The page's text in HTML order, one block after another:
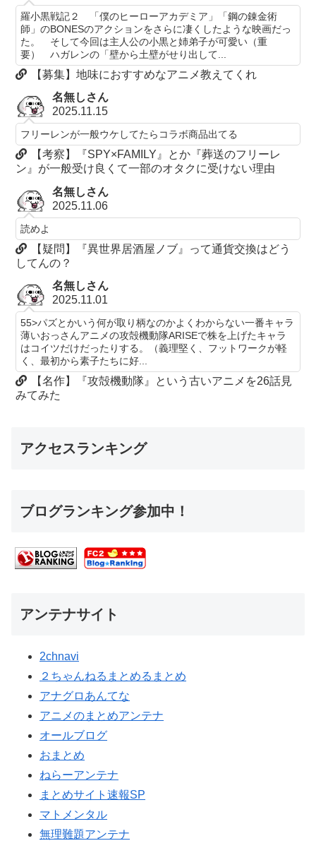
羅小黒戦記２ 「僕のヒーローアカデミア」「鋼の錬金術
師」のBONESのアクションをさらに凄くしたような映画だっ
た。 そして今回は主人公の小黒と姉弟子が可愛い（重
要） ハガレンの「壁から土壁がせり出して...
【募集】地味におすすめなアニメ教えてくれ
名無しさん
2025.11.15
フリーレンが一般ウケしてたらコラボ商品出てる
【考察】『SPY×FAMILY』とか『葬送のフリーレ
ン』が一般受け良くて一部のオタクに受けない理由
名無しさん
2025.11.06
読めよ
【疑問】『異世界居酒屋ノブ』って通貨交換はどう
してんの？
名無しさん
2025.11.01
55>パズとかいう何が取り柄なのかよくわからない一番キャラ
薄いおっさんアニメの攻殻機動隊ARISEで株を上げたキャラ
はコイツだけだったりする。（義理堅く、フットワークが軽
く、最初から素子たちに好...
【名作】『攻殻機動隊』という古いアニメを26話見
みてみた
アクセスランキング
ブログランキング参加中！
アンテナサイト
2chnavi
２ちゃんねるまとめるまとめ
アナグロあんてな
アニメのまとめアンテナ
オールブログ
おまとめ
ねらーアンテナ
まとめサイト速報SP
マトメンタル
無理難題アンテナ